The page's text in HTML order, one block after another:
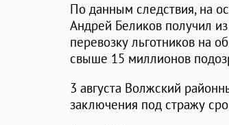
По данным следствия, на
Андрей Беликов получил
перевозку льготников на
свыше 15 миллионов
3 августа Волжский
заключения под стражу